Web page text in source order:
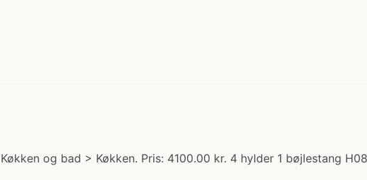
og bad > Køkken. Pris: 4100.00 kr. 4 hylder 1 bøjlestang